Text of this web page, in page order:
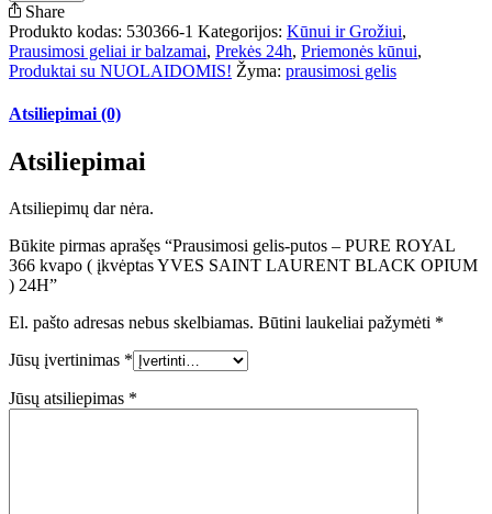
Share
Produkto kodas: 530366-1 Kategorijos: Kūnui ir Grožiui,
Prausimosi geliai ir balzamai, Prekės 24h, Priemonės kūnui,
Produktai su NUOLAIDOMIS! Žyma: prausimosi gelis
Atsiliepimai (0)
Atsiliepimai
Atsiliepimų dar nėra.
Būkite pirmas aprašęs “Prausimosi gelis-putos – PURE ROYAL
366 kvapo ( įkvėptas YVES SAINT LAURENT BLACK OPIUM
) 24H”
El. pašto adresas nebus skelbiamas. Būtini laukeliai pažymėti *
Jūsų įvertinimas *
Jūsų atsiliepimas *